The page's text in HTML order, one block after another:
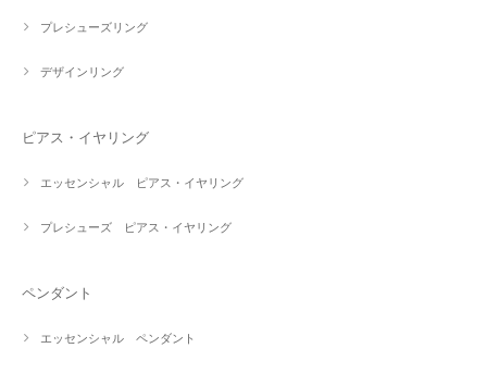
プレシューズリング
デザインリング
ピアス・イヤリング
エッセンシャル ピアス・イヤリング
プレシューズ ピアス・イヤリング
ペンダント
エッセンシャル ペンダント